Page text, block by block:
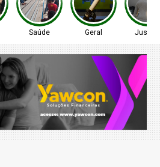
Saúde Geral Justiça